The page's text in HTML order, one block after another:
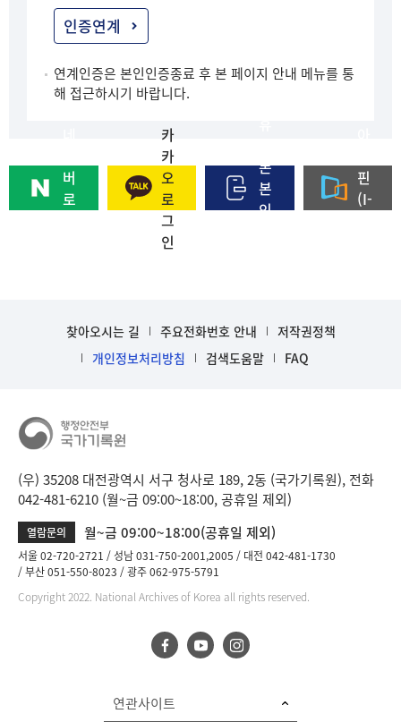
인증연계
연계인증은 본인인증종료 후 본 페이지 안내 메뉴를 통
해 접근하시기 바랍니다.
버
로
카
카
오
로
그
인
폰
본
인
핀
(I-
찾아오시는 길 주요전화번호 안내
저작권정책
개인정보처리방침
검색도움말 FAQ
(우) 35208 대전광역시 서구 청사로 189, 2동 (국가기록원), 전화
042-481-6210 (월~금 09:00~18:00, 공휴일 제외)
열람문의 월~금 09:00~18:00(공휴일 제외)
서울 02-720-2721 성남 031-750-2001,2005
대전 042-481-1730
부산 051-550-8023
광주 062-975-5791
Copyright 2022. National Archives of Korea all rights reserved.
연관사이트